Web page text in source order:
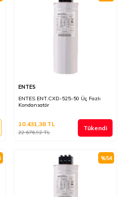
ENTES
ENTES ENT.CXD-525-50 Üç Fazlı
Kondansatör
22.676,92TL
10.431,38TL Tükendi
%54